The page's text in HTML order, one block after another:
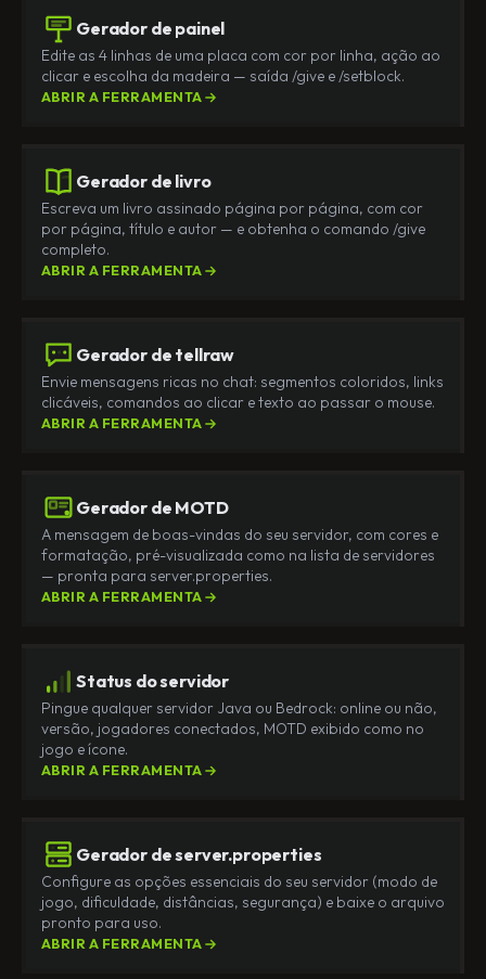
Gerador de painel
Edite as 4 linhas de uma placa com cor por linha, ação ao
clicar e escolha da madeira — saída /give e /setblock.
ABRIR A FERRAMENTA
Gerador de livro
Escreva um livro assinado página por página, com cor
por página, título e autor — e obtenha o comando /give
completo.
ABRIR A FERRAMENTA
Gerador de tellraw
Envie mensagens ricas no chat: segmentos coloridos, links
clicáveis, comandos ao clicar e texto ao passar o mouse.
ABRIR A FERRAMENTA
Gerador de MOTD
A mensagem de boas-vindas do seu servidor, com cores e
formatação, pré-visualizada como na lista de servidores
— pronta para server.properties.
ABRIR A FERRAMENTA
Status do servidor
Pingue qualquer servidor Java ou Bedrock: online ou não,
versão, jogadores conectados, MOTD exibido como no
jogo e ícone.
ABRIR A FERRAMENTA
Gerador de server.properties
Configure as opções essenciais do seu servidor (modo de
jogo, dificuldade, distâncias, segurança) e baixe o arquivo
pronto para uso.
ABRIR A FERRAMENTA